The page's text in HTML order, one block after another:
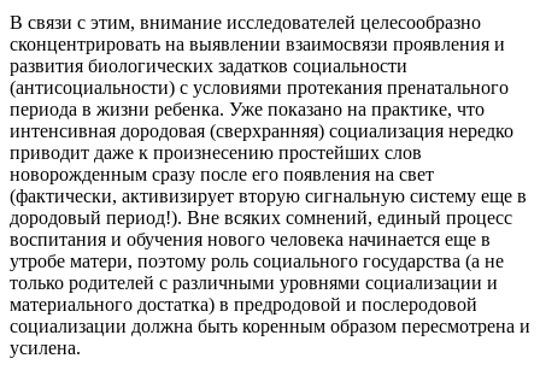
В связи с этим, внимание исследователей целесообразно
сконцентрировать на выявлении взаимосвязи проявления и
развития биологических задатков социальности
(антисоциальности) с условиями протекания пренатального
периода в жизни ребенка. Уже показано на практике, что
интенсивная дородовая (сверхранняя) социализация нередко
приводит даже к произнесению простейших слов
новорожденным сразу после его появления на свет
(фактически, активизирует вторую сигнальную систему еще в
дородовый период!). Вне всяких сомнений, единый процесс
воспитания и обучения нового человека начинается еще в
утробе матери, поэтому роль социального государства (а не
только родителей с различными уровнями социализации и
материального достатка) в предродовой и послеродовой
социализации должна быть коренным образом пересмотрена и
усилена.